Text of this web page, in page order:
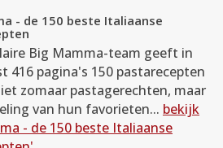
- de 150 beste Italiaanse
Big Mamma-team geeft in
416 pagina's 150 pastarecepten
zomaar pastagerechten, maar
van hun favorieten... bekijk
- de 150 beste Italiaanse